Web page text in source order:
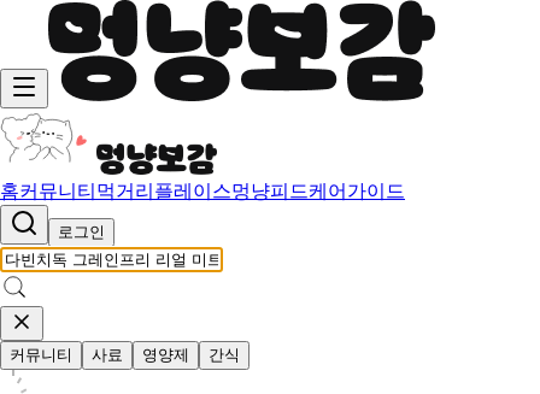
홈커뮤니티 먹거리 플레이스멍냥피드케어가이드
로그인
커뮤니티 사료 영양제 간식